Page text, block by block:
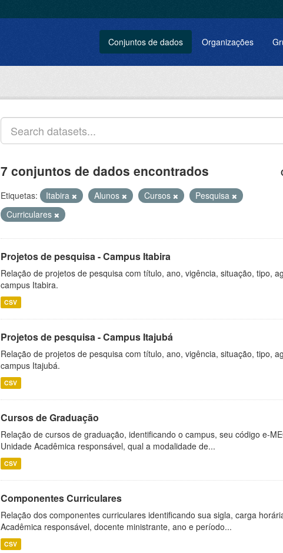
Conjuntos de dados Organizações
7 conjuntos de dados encontrados
Etiquetas: Itabira Alunos Cursos
Pesquisa
Curriculares
Projetos de pesquisa - Campus Itabira
Relação de projetos de pesquisa com título, ano, vigência, situação, tipo,
campus Itabira.
CSV
Projetos de pesquisa - Campus Itajubá
Relação de projetos de pesquisa com título, ano, vigência, situação, tipo,
campus Itajubá.
CSV
Cursos de Graduação
Relação de cursos de graduação, identificando o campus, seu código e-
Unidade Acadêmica responsável, qual a modalidade de...
CSV
Componentes Curriculares
Relação dos componentes curriculares identificando sua sigla, carga
Acadêmica responsável, docente ministrante, ano e período...
CSV